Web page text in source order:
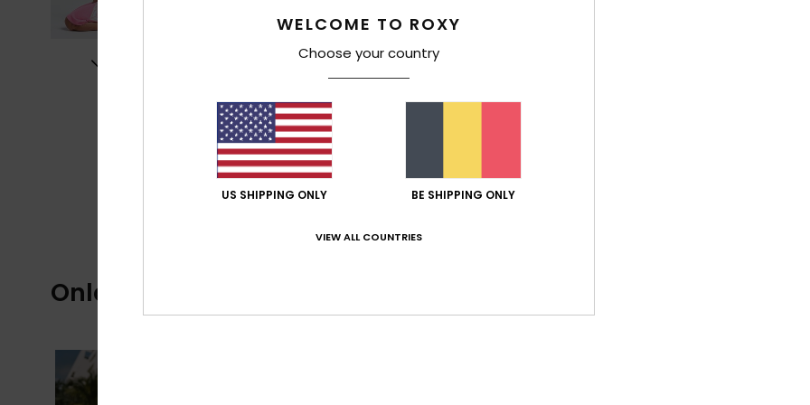
een
Onlangs bekeken
WELCOME TO ROXY
Choose your country
US SHIPPING ONLY BE SHIPPING ONLY
VIEW ALL COUNTRIES